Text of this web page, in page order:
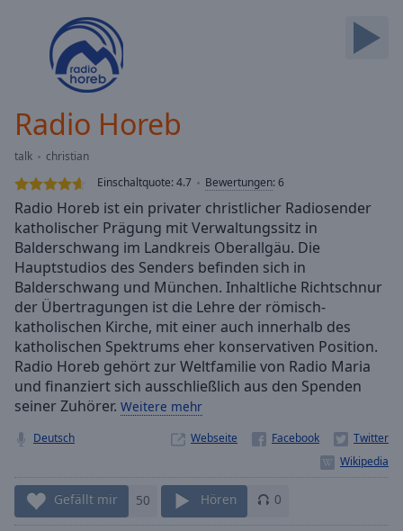
Loaded:
0.00%
Stream
TypeLIVE
Seek to
currently
behind
live
LIVE
Remaining
Time-
Rate
Chapters
Radio Horeb
talk
christian
Einschaltquote:4.7 Bewertungen:6
Radio Horeb ist ein privater christlicher Radiosender
katholischer Prägung mit Verwaltungssitz in
Balderschwang im Landkreis Oberallgäu. Die
Hauptstudios des Senders befinden sich in
Balderschwang und München. Inhaltliche Richtschnur
der Übertragungen ist die Lehre der römisch-
katholischen Kirche, mit einer auch innerhalb des
katholischen Spektrums eher konservativen Position.
Radio Horeb gehört zur Weltfamilie von Radio Maria
und finanziert sich ausschließlich aus den Spenden
seiner Zuhörer. Weitere mehr
Deutsch Webseite
Gefällt mir 50 Hören 0